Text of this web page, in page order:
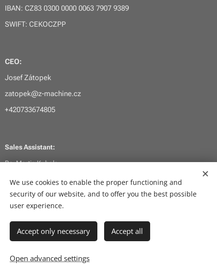
IBAN: CZ83 0300 0000 0063 7907 9389
SWIFT: CEKOCZPP
CEO:
Josef Zátopek
zatopek@z-machine.cz
+420733674805
Sales Assistant:
Bc. Martin Kubala
kubala@z-machine.cz
+420734575656
Cookies
We use cookies to enable the proper functioning and
security of our website, and to offer you the best possible
user experience.
Accept only necessary Accept all
Open advanced settings